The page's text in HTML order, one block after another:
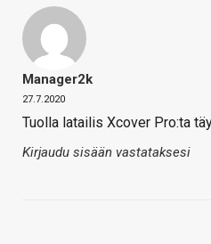
Manager2k
27.7.2020
Tuolla latailis Xcover Pro:ta
Kirjaudu sisään vastataksesi